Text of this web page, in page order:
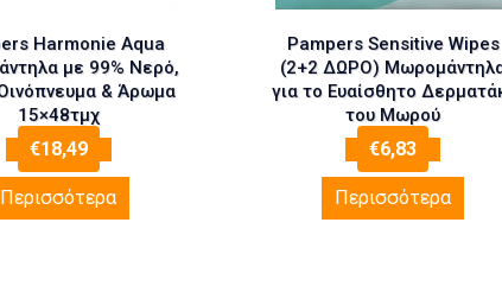
Harmonie Aqua
με 99% Νερό,
& Άρωμα
15×48τμχ
€18,49
Περισσότερα
Pampers Sensitive Wipes
(2+2 ΔΩΡΟ)
για το Ευαίσθητο
του Μωρού
€6,83
Περισσότερα